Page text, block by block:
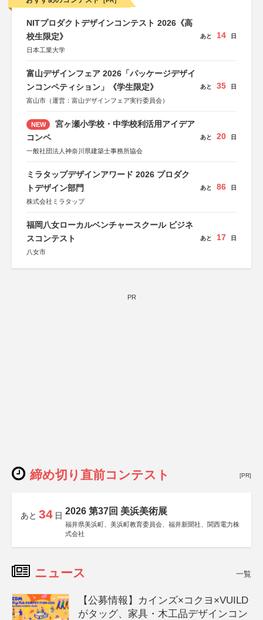
NITプロダクトデザインコンテスト 2026《高
校生限定》
日本工業大学
あと 14 日
富山デザインフェア 2026「パッケージデザイ
ンコンペティション」《学生限定》
富山市（運営：富山デザインフェア実行委員会）
あと 35 日
NEW
宮ヶ瀬小学校・中学校利活用アイデア
コンペ
一般社団法人神奈川県建築士事務所協会
あと 20 日
ミラタップデザインアワード 2026 プロダク
トデザイン部門
株式会社ミラタップ
あと 86 日
福岡八女ローカルベンチャースクール ビジネ
スコンテスト
八女市
あと 17 日
PR
締め切り直前コンテスト [PR]
あと 34 日 2026 第37回 美浜美術展
福井県美浜町、美浜町教育委員会、福井新聞社、関西電力株
式会社
ニュース 一覧
【公募情報】カインズ×コクヨ×VUILD
がタッグ、家具・木工品デザインコン